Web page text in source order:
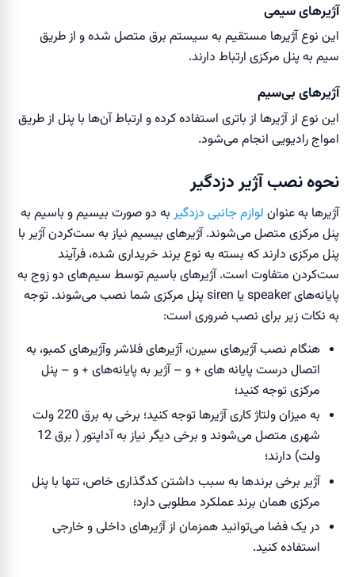
آژیرهای سیمی
این نوع آژیرها مستقیم به سیستم برق متصل شده و از طریق
سیم به پنل مرکزی ارتباط دارند.
آژیرهای بی‌سیم
این نوع از آژیرها از باتری استفاده کرده و ارتباط آن‌ها با پنل از طریق
امواج رادیویی انجام می‌شود.
نحوه نصب آژیر دزدگیر
آژیرها به عنوان لوازم جانبی دزدگیر به دو صورت بیسیم و باسیم به
پنل مرکزی متصل می‌شوند. آژیر‌های بیسیم نیاز به ست‌کردن آژیر با
پنل مرکزی دارند که بسته به نوع برند خریداری شده، فرآیند
ست‌کردن متفاوت است. آژیر‌های با‌سیم توسط سیم‌های دو زوج به
پایانه‌های speaker یا siren پنل مرکزی شما نصب می‌شوند. توجه
به نکات زیر برای نصب ضروری است:
هنگام نصب آژیر‌های سیرن، آژیر‌های فلاشر وآژیر‌های کمبو، به
اتصال درست پایانه های + و – آژیر به پایانه‌های + و – پنل
مرکزی توجه کنید؛
به میزان ولتاژ کاری آژیر‌ها توجه کنید؛ برخی به برق 220 ولت
شهری متصل می‌شوند و برخی دیگر نیاز به آداپتور ( برق 12
ولت) دارند؛
آژیر برخی برند‌ها به سبب داشتن کد‌گذاری خاص، تنها با پنل
مرکزی همان برند عملکرد مطلوبی دارد؛
در یک فضا می‌توانید همزمان از آژیر‌های داخلی و خارجی
استفاده کنید.